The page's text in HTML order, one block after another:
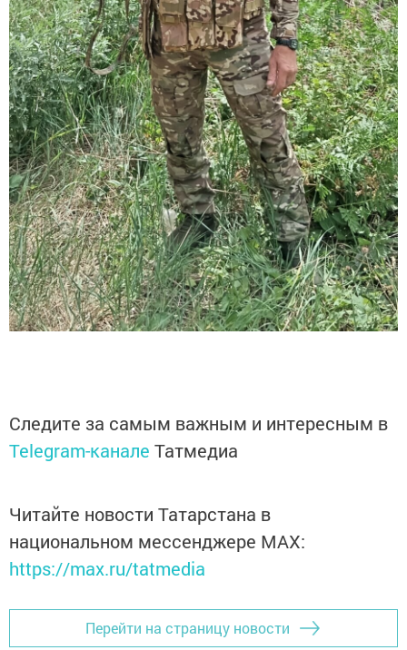
Следите за самым важным и интересным в
Telegram-канале Татмедиа
Читайте новости Татарстана в
национальном мессенджере MАХ:
https://max.ru/tatmedia
Перейти на страницу новости